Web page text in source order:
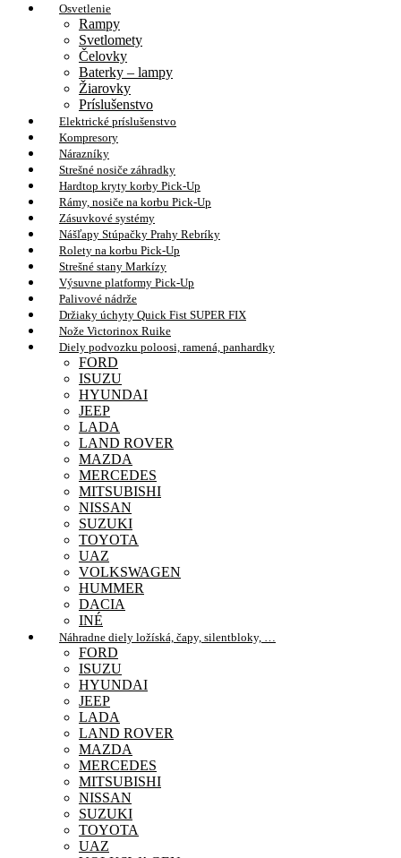
Osvetlenie
Rampy
Svetlomety
Čelovky
Baterky – lampy
Žiarovky
Príslušenstvo
Elektrické príslušenstvo
Kompresory
Nárazníky
Strešné nosiče záhradky
Hardtop kryty korby Pick-Up
Rámy, nosiče na korbu Pick-Up
Zásuvkové systémy
Nášľapy Stúpačky Prahy Rebríky
Rolety na korbu Pick-Up
Strešné stany Markízy
Výsuvne platformy Pick-Up
Palivové nádrže
Držiaky úchyty Quick Fist SUPER FIX
Nože Victorinox Ruike
Diely podvozku poloosi, ramená, panhardky
FORD
ISUZU
HYUNDAI
JEEP
LADA
LAND ROVER
MAZDA
MERCEDES
MITSUBISHI
NISSAN
SUZUKI
TOYOTA
UAZ
VOLKSWAGEN
HUMMER
DACIA
INÉ
Náhradne diely ložíská, čapy, silentbloky, …
FORD
ISUZU
HYUNDAI
JEEP
LADA
LAND ROVER
MAZDA
MERCEDES
MITSUBISHI
NISSAN
SUZUKI
TOYOTA
UAZ